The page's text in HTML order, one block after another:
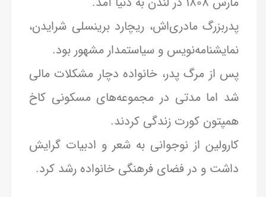
پدربزرگ مادری‌اش، ریچارد برینسلی شرایدن،
نمایشنامه‌نویس و سیاستمدار مشهور بود.
پس از مرگ پدر، خانواده دچار مشکلات مالی
شد اما مدتی در مجموعه‌های مسکونی کاخ
همپتون کورت زندگی کردند.
کارولین از نوجوانی به شعر و ادبیات گرایش
داشت و در فضای فرهنگی خانواده رشد کرد.